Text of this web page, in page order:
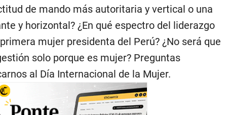
de mando más autoritaria y vertical o una
y horizontal? ¿En qué espectro del liderazgo
mujer presidenta del Perú? ¿No será que
solo porque es mujer? Preguntas
al Día Internacional de la Mujer.